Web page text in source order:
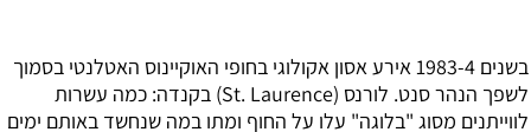
בשנים 1983-4 אירע אסון אקולוגי בחופי האוקיינוס האטלנטי בסמוך
לשפך הנהר סנט. לורנס (St. Laurence) בקנדה: כמה עשרות
לווייתנים מסוג "בלוגה" עלו על החוף ומתו במה שנחשד באותם ימים